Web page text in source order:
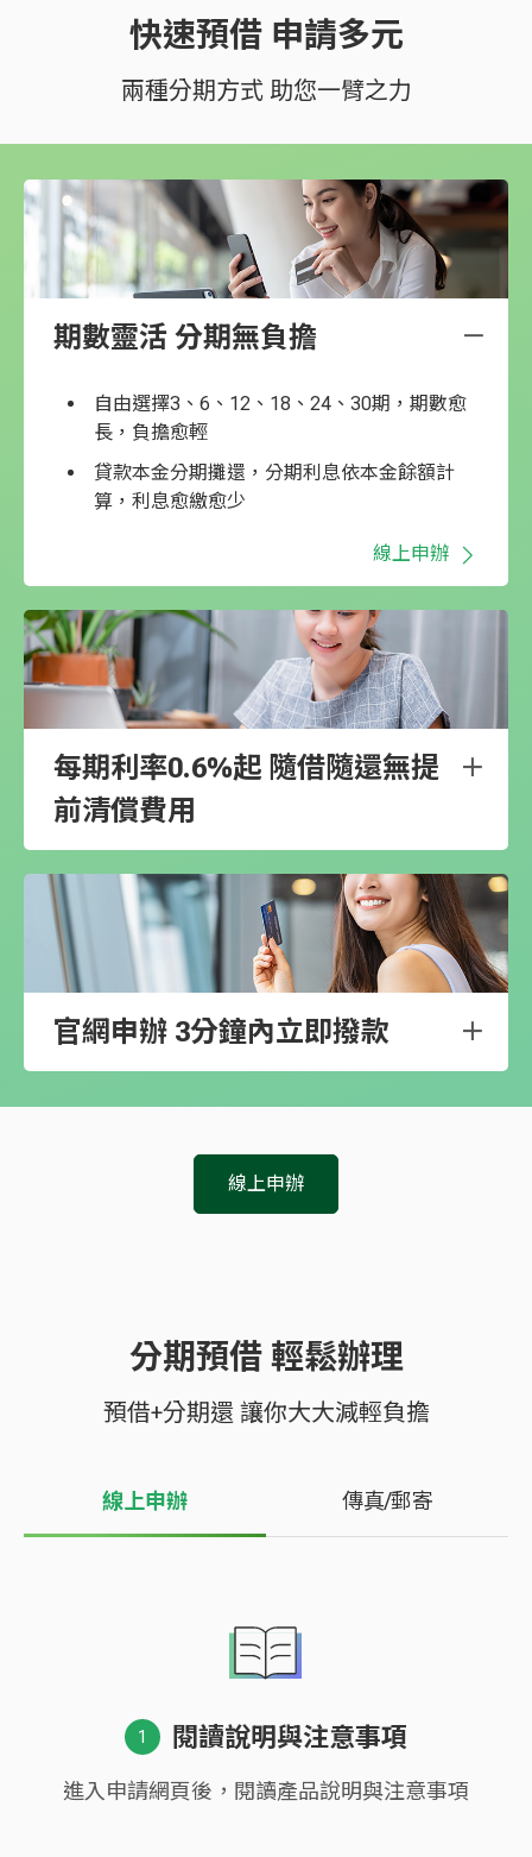
快速預借 申請多元
兩種分期方式 助您一臂之力
期數靈活 分期無負擔
自由選擇3、6、12、18、24、30期，期數愈
長，負擔愈輕
貸款本金分期攤還，分期利息依本金餘額計
算，利息愈繳愈少
線上申辦
每期利率0.6%起 隨借隨還無提
前清償費用
官網申辦 3分鐘內立即撥款
線上申辦
分期預借 輕鬆辦理
預借+分期還 讓你大大減輕負擔
線上申辦 傳真/郵寄
閱讀說明與注意事項
進入申請網頁後，閱讀產品說明與注意事項